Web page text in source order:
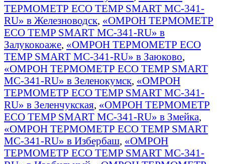
ТЕРМОМЕТР ECO TEMP SMART MC-341-
RU» в Железноводск, «ОМРОН ТЕРМОМЕТР
ECO TEMP SMART MC-341-RU» в
Залукокоаже, «ОМРОН ТЕРМОМЕТР ECO
TEMP SMART MC-341-RU» в Заюково,
«ОМРОН ТЕРМОМЕТР ECO TEMP SMART
MC-341-RU» в Зеленокумск, «ОМРОН
ТЕРМОМЕТР ECO TEMP SMART MC-341-
RU» в Зеленчукская, «ОМРОН ТЕРМОМЕТР
ECO TEMP SMART MC-341-RU» в Змейка,
«ОМРОН ТЕРМОМЕТР ECO TEMP SMART
MC-341-RU» в Избербаш, «ОМРОН
ТЕРМОМЕТР ECO TEMP SMART MC-341-